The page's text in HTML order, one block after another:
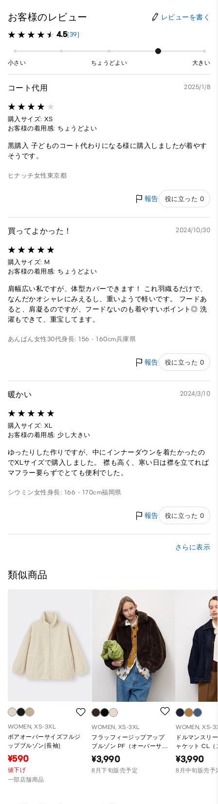
お客様のレビュー レビューを書く
4.5(39)
小さい ちょうどよい 大きい
コート代用 2025/1/8
購入サイズ: XS
お客様の着用感: ちょうどよい
黒購入 子どものコート代わりになる様に購入しましたが着やす
そうです。
ヒナッチ女性東京都
報告 役に立った 0
買ってよかった！ 2024/10/30
購入サイズ: M
お客様の着用感: ちょうどよい
肩幅広い私ですが、体型カバーできます！ これ羽織るだけで、
なんだかオシャレにみえるし、重いようで軽いです。 フードあ
ると、肩凝るのですが、フードないのも着やすいポイント◎ 洗
濯もできて、重宝してます。
あんぱん女性30代身長: 156 - 160cm兵庫県
報告 役に立った 0
暖かい 2024/3/10
購入サイズ: XL
お客様の着用感: 少し大きい
ゆったりした作りですが、中にインナーダウンを着たかったの
でXLサイズで購入しました。 襟も高く、寒い日は襟を立てれば
マフラー要らずでとても便利でした。
シウミン女性身長: 166 - 170cm福岡県
報告 役に立った 0
さらに表示
類似商品
WOMEN, XS-3XL
ボアオーバーサイズフルジ
ップブルゾン(長袖)
¥590
値下げ
一部店舗商品
WOMEN, XS-3XL
フラッフィージップアップ
ブルゾン PF（オーバーサイ
ズフィット）
¥3,990
8月下旬販売予定
WOMEN, XS-
ドルマンスリ
ャケット CL（
バーサイズフ
¥3,990
8月中旬販売予